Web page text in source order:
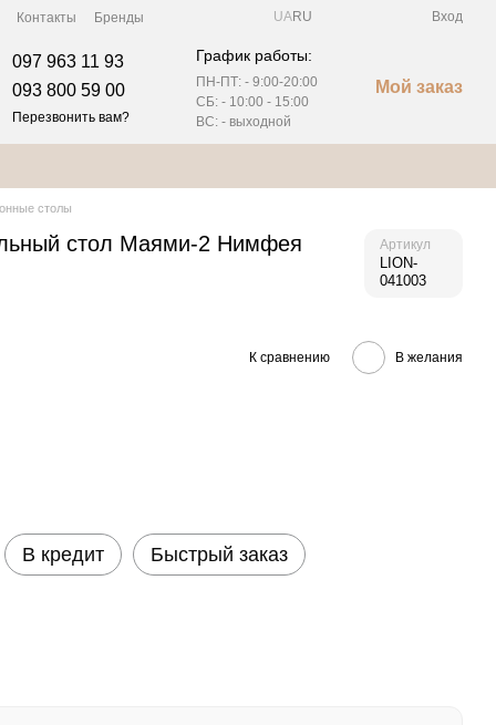
Контакты
Бренды
UARU Вход
097 963 11 93
093 800 59 00
Перезвонить вам?
График работы:
ПН-ПТ: - 9:00-20:00
СБ: - 10:00 - 15:00
ВС: - выходной
Мой заказ
столы
стол Маями-2 Нимфея
Артикул
LION-
041003
К сравнению В желания
В кредит Быстрый заказ